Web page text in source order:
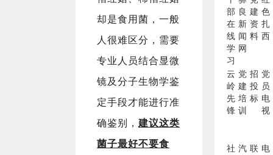
却是食用菌，一般
人很难区分，需要
专业人员结合显微
镜及分子生物学鉴
定手段才能进行准
确鉴别， 建议这类
菌子最好不要食
部
在
线
学
习
良
新
闻
网
建
资
料
色
扎
西
云
岭
先
锋
党
建
培
训
招
投
标
党
员
电
视
社 汽 联 电